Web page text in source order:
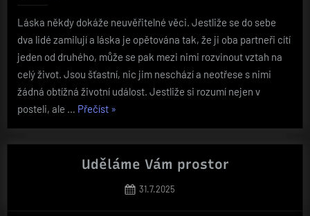
Láska někdy dokáže neuvěřitelné věci. Jestliže se do sebe
dva lidé zamilují a láska je opětována tak, že ji oba partneři cítí
jeden od druhého, může se pak mezi nimi rozvinout vztah na
celý život. Jsou šťastní, nic jim neschází a neotřese s nimi
žádná obtížná životní událost. Jestliže si rozumí nejen v
posteli, ale … Přečíst„Hrnky
potiskem
pro
přítele“
»
Uděláme Vám prostor
Posted
31.7.2025